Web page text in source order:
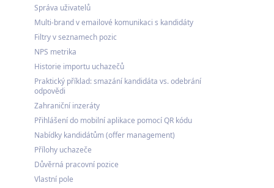
Správa uživatelů
Multi-brand v emailové komunikaci s kandidáty
Filtry v seznamech pozic
NPS metrika
Historie importu uchazečů
Praktický příklad: smazání kandidáta vs. odebrání
odpovědi
Zahraniční inzeráty
Přihlášení do mobilní aplikace pomocí QR kódu
Nabídky kandidátům (offer management)
Přílohy uchazeče
Důvěrná pracovní pozice
Vlastní pole